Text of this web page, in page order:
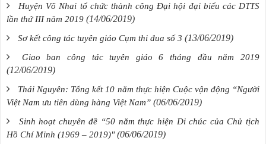
Huyện Võ Nhai tổ chức thành công Đại hội đại biểu các DTTS
lần thứ III năm 2019 (14/06/2019)
Sơ kết công tác tuyên giáo Cụm thi đua số 3 (13/06/2019)
Giao ban công tác tuyên giáo 6 tháng đầu năm 2019
(12/06/2019)
Thái Nguyên: Tổng kết 10 năm thực hiện Cuộc vận động “Người
Việt Nam ưu tiên dùng hàng Việt Nam” (06/06/2019)
Sinh hoạt chuyên đề “50 năm thực hiện Di chúc của Chủ tịch
Hồ Chí Minh (1969 – 2019)" (06/06/2019)